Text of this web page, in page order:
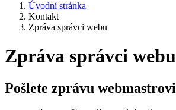
Úvodní stránka
Kontakt
Zpráva správci webu
Zpráva správci webu
Pošlete zprávu webmastrovi